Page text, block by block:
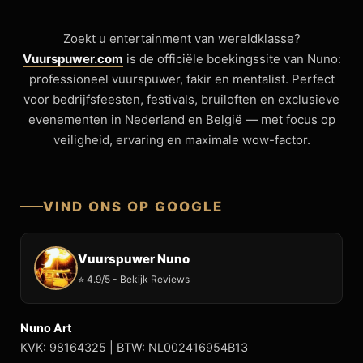
Zoekt u entertainment van wereldklasse?
Vuurspuwer.com is de officiële boekingssite van Nuno:
professioneel vuurspuwer, fakir en mentalist. Perfect
voor bedrijfsfeesten, festivals, bruiloften en exclusieve
evenementen in Nederland en België — met focus op
veiligheid, ervaring en maximale wow-factor.
VIND ONS OP GOOGLE
Vuurspuwer Nuno
⭐ 4.9/5 - Bekijk Reviews
Nuno Art
KVK: 98164325 | BTW: NL002416954B13